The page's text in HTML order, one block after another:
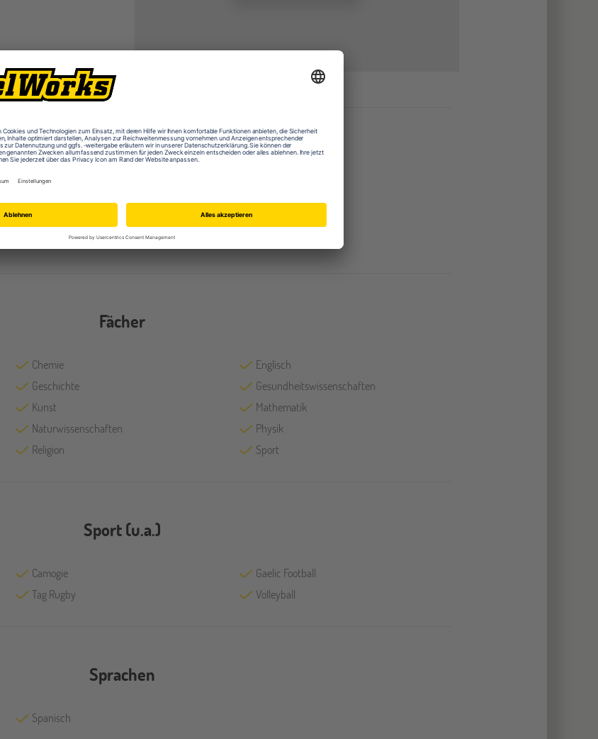
Ausstattung (u.a.)
Musikräume
Technologieräume
Fächer
Chemie
Englisch
Geschichte
Gesundheitswissenschaften
Kunst
Mathematik
Naturwissenschaften
Physik
Religion Sport
Sport (u.a.)
Camogie
Gaelic Football
Tag Rugby Volleyball
Sprachen
Spanisch